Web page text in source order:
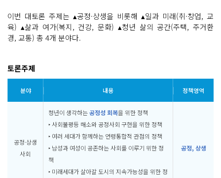
이번 대토론 주제는 ▴공정·상생을 비롯해 ▴일과 미래(취·창업, 교
육) ▴삶과 여가(복지, 건강, 문화) ▴청년 삶의 공간(주택, 주거환
경, 교통) 총 4개 분야다.
토론주제
분야 내용 정책영역
공정·상생
사회
청년이 생각하는공정성 회복을 위한 정책
‣ 사회불평등 해소와 공정사회 구현을 위한 정책
‣ 여러 세대가 함께하는 연령통합적 관점의 정책
‣ 남성과 여성이 공존하는 사회를 이루기 위한 정
책
‣ 미래세대가 살아갈 도시의 지속가능성을 위한 정
공정, 상생